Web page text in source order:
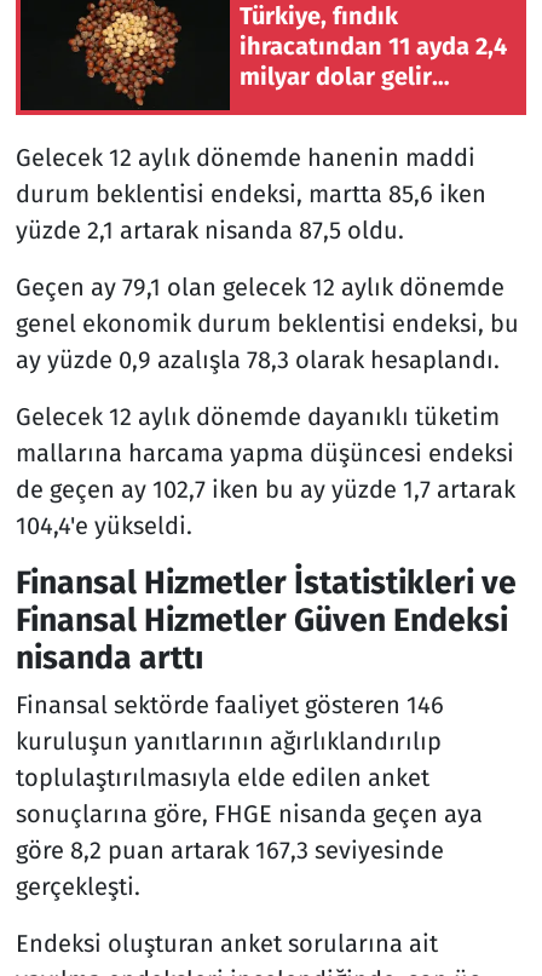
Türkiye, fındık
ihracatından 11 ayda 2,4
milyar dolar gelir
Gelecek 12 aylık dönemde hanenin maddi
durum beklentisi endeksi, martta 85,6 iken
yüzde 2,1 artarak nisanda 87,5 oldu.
Geçen ay 79,1 olan gelecek 12 aylık dönemde
genel ekonomik durum beklentisi endeksi, bu
ay yüzde 0,9 azalışla 78,3 olarak hesaplandı.
Gelecek 12 aylık dönemde dayanıklı tüketim
mallarına harcama yapma düşüncesi endeksi
de geçen ay 102,7 iken bu ay yüzde 1,7 artarak
104,4'e yükseldi.
Finansal Hizmetler İstatistikleri ve
Finansal Hizmetler Güven Endeksi
nisanda arttı
Finansal sektörde faaliyet gösteren 146
kuruluşun yanıtlarının ağırlıklandırılıp
toplulaştırılmasıyla elde edilen anket
sonuçlarına göre, FHGE nisanda geçen aya
göre 8,2 puan artarak 167,3 seviyesinde
gerçekleşti.
Endeksi oluşturan anket sorularına ait